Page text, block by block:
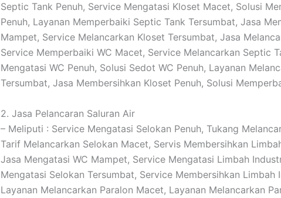
Septic Tank Penuh, Service Mengatasi Kloset Macet, Solusi
Penuh, Layanan Memperbaiki Septic Tank Tersumbat, Jasa
Mampet, Service Melancarkan Kloset Tersumbat, Jasa
Service Memperbaiki WC Macet, Service Melancarkan Septic
Mengatasi WC Penuh, Solusi Sedot WC Penuh, Layanan
Tersumbat, Jasa Membersihkan Kloset Penuh, Solusi
2. Jasa Pelancaran Saluran Air
– Meliputi : Service Mengatasi Selokan Penuh, Tukang
Tarif Melancarkan Selokan Macet, Servis Membersihkan
Jasa Mengatasi WC Mampet, Service Mengatasi Limbah
Mengatasi Selokan Tersumbat, Service Membersihkan Limbah
Layanan Melancarkan Paralon Macet, Layanan Melancarkan